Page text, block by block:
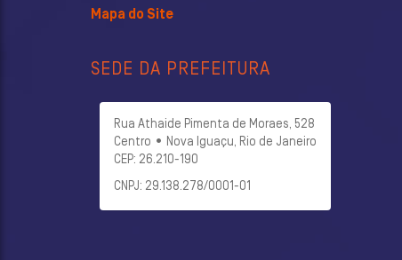
Mapa do Site
SEDE DA PREFEITURA
Rua Athaide Pimenta de Moraes, 528
Centro • Nova Iguaçu, Rio de Janeiro
CEP: 26.210-190
CNPJ: 29.138.278/0001-01